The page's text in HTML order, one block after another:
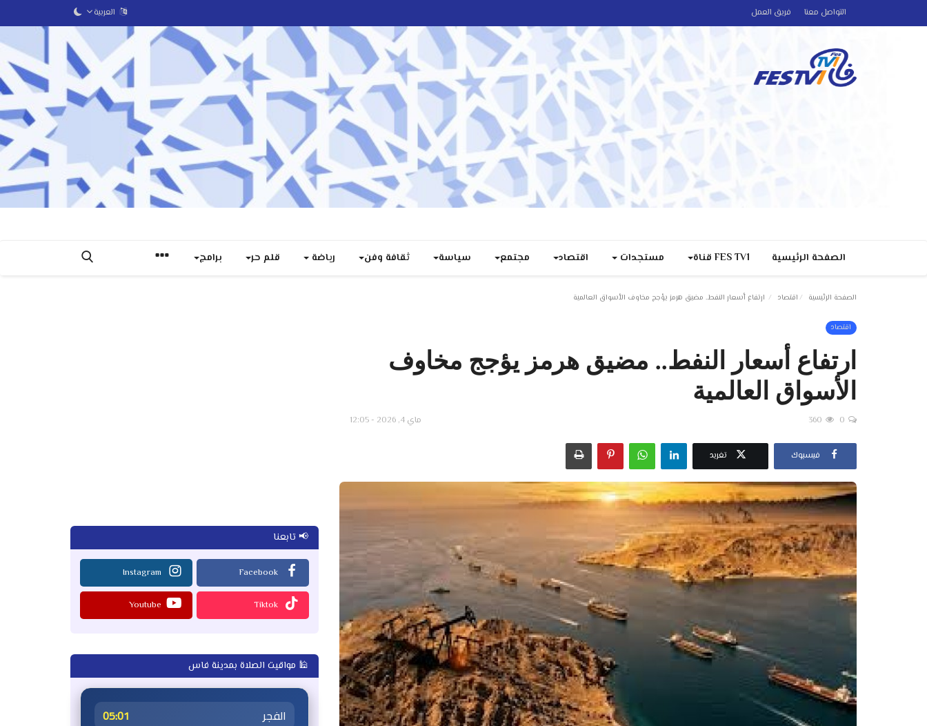
التواصل معنا فريق العمل العربية
الصفحة الرئيسية FES TV1 قناة مستجدات اقتصاد مجتمع سياسة ثقافة وفن رياضة قلم حر برامج
الصفحة الرئيسية اقتصاد ارتفاع أسعار النفط.. مضيق هرمز يؤجج مخاوف الأسواق العالمية
اقتصاد
ارتفاع أسعار النفط.. مضيق هرمز يؤجج مخاوف
الأسواق العالمية
ماي 4, 2026 - 12:05 0
360
فيسبوك تغريد
📢 تابعنا
Facebook
Instagram
Tiktok
Youtube
🕌 مواقيت الصلاة بمدينة فاس
الفجر
05:01